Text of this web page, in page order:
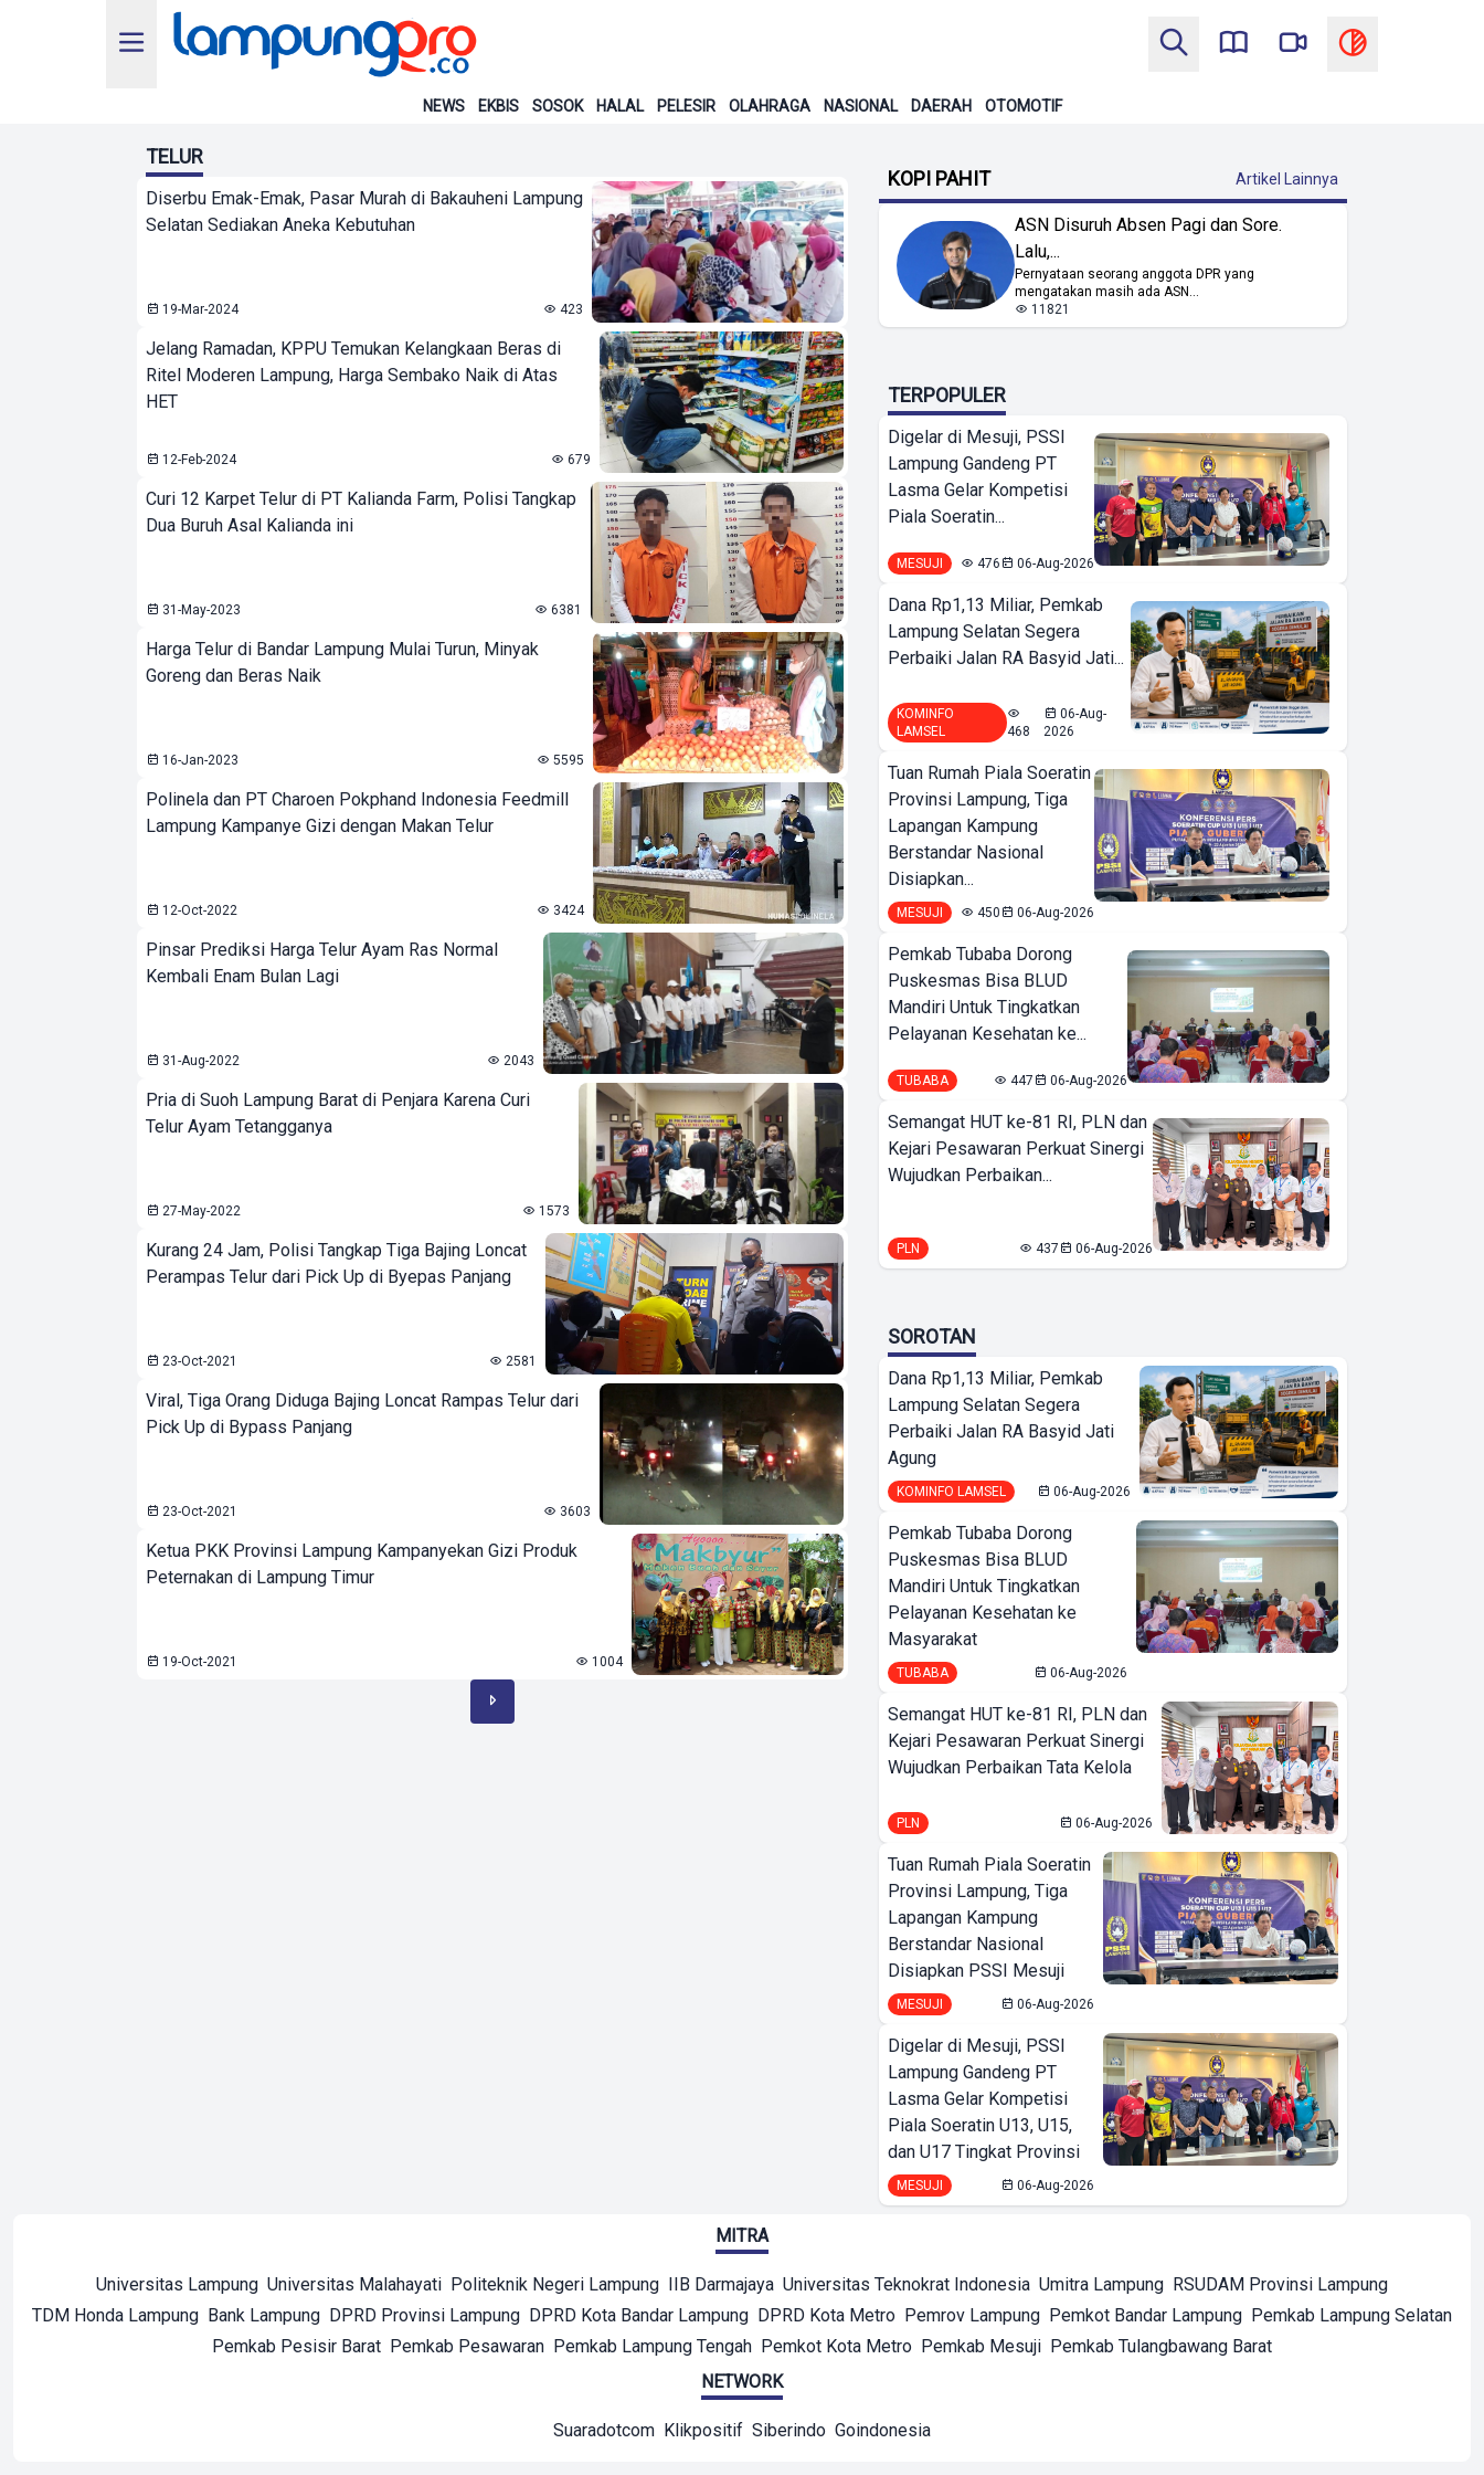
NEWS EKBIS SOSOK HALAL PELESIR OLAHRAGA NASIONAL DAERAH OTOMOTIF
TELUR
Diserbu Emak-Emak, Pasar Murah di Bakauheni Lampung
Selatan Sediakan Aneka Kebutuhan
19-Mar-2024 423
Jelang Ramadan, KPPU Temukan Kelangkaan Beras di
Ritel Moderen Lampung, Harga Sembako Naik di Atas
HET
12-Feb-2024 679
Curi 12 Karpet Telur di PT Kalianda Farm, Polisi Tangkap
Dua Buruh Asal Kalianda ini
31-May-2023 6381
Harga Telur di Bandar Lampung Mulai Turun, Minyak
Goreng dan Beras Naik
16-Jan-2023 5595
Polinela dan PT Charoen Pokphand Indonesia Feedmill
Lampung Kampanye Gizi dengan Makan Telur
12-Oct-2022 3424
Pinsar Prediksi Harga Telur Ayam Ras Normal
Kembali Enam Bulan Lagi
31-Aug-2022 2043
Pria di Suoh Lampung Barat di Penjara Karena Curi
Telur Ayam Tetangganya
27-May-2022 1573
Kurang 24 Jam, Polisi Tangkap Tiga Bajing Loncat
Perampas Telur dari Pick Up di Byepas Panjang
23-Oct-2021 2581
Viral, Tiga Orang Diduga Bajing Loncat Rampas Telur dari
Pick Up di Bypass Panjang
23-Oct-2021 3603
Ketua PKK Provinsi Lampung Kampanyekan Gizi Produk
Peternakan di Lampung Timur
19-Oct-2021 1004
KOPI PAHIT Artikel Lainnya
ASN Disuruh Absen Pagi dan Sore.
Lalu,...
Pernyataan seorang anggota DPR yang
mengatakan masih ada ASN...
11821
TERPOPULER
Digelar di Mesuji, PSSI
Lampung Gandeng PT
Lasma Gelar Kompetisi
Piala Soeratin...
MESUJI 476 06-Aug-2026
Dana Rp1,13 Miliar, Pemkab
Lampung Selatan Segera
Perbaiki Jalan RA Basyid Jati...
KOMINFO
LAMSEL
468
06-Aug-
2026
Tuan Rumah Piala Soeratin
Provinsi Lampung, Tiga
Lapangan Kampung
Berstandar Nasional
Disiapkan...
MESUJI 450 06-Aug-2026
Pemkab Tubaba Dorong
Puskesmas Bisa BLUD
Mandiri Untuk Tingkatkan
Pelayanan Kesehatan ke...
TUBABA 447 06-Aug-2026
Semangat HUT ke-81 RI, PLN dan
Kejari Pesawaran Perkuat Sinergi
Wujudkan Perbaikan...
PLN 437 06-Aug-2026
SOROTAN
Dana Rp1,13 Miliar, Pemkab
Lampung Selatan Segera
Perbaiki Jalan RA Basyid Jati
Agung
KOMINFO LAMSEL 06-Aug-2026
Pemkab Tubaba Dorong
Puskesmas Bisa BLUD
Mandiri Untuk Tingkatkan
Pelayanan Kesehatan ke
Masyarakat
TUBABA 06-Aug-2026
Semangat HUT ke-81 RI, PLN dan
Kejari Pesawaran Perkuat Sinergi
Wujudkan Perbaikan Tata Kelola
PLN 06-Aug-2026
Tuan Rumah Piala Soeratin
Provinsi Lampung, Tiga
Lapangan Kampung
Berstandar Nasional
Disiapkan PSSI Mesuji
MESUJI 06-Aug-2026
Digelar di Mesuji, PSSI
Lampung Gandeng PT
Lasma Gelar Kompetisi
Piala Soeratin U13, U15,
dan U17 Tingkat Provinsi
MESUJI 06-Aug-2026
MITRA
Universitas Lampung Universitas Malahayati Politeknik Negeri Lampung IIB Darmajaya Universitas Teknokrat Indonesia Umitra Lampung RSUDAM Provinsi Lampung
TDM Honda Lampung Bank Lampung DPRD Provinsi Lampung DPRD Kota Bandar Lampung DPRD Kota Metro Pemrov Lampung Pemkot Bandar Lampung Pemkab Lampung Selatan
Pemkab Pesisir Barat Pemkab Pesawaran Pemkab Lampung Tengah Pemkot Kota Metro Pemkab Mesuji Pemkab Tulangbawang Barat
NETWORK
Suaradotcom Klikpositif Siberindo Goindonesia